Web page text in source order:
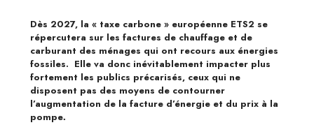
Dès 2027, la « taxe carbone » européenne ETS2 se
répercutera sur les factures de chauffage et de
carburant des ménages qui ont recours aux énergies
fossiles. Elle va donc inévitablement impacter plus
fortement les publics précarisés, ceux qui ne
disposent pas des moyens de contourner
l’augmentation de la facture d’énergie et du prix à la
pompe.